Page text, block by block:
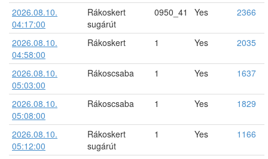
2026.08.10.
04:17:00
Rákoskert
sugárút
0950_41 Yes 2366
2026.08.10.
04:58:00
Rákoskert 1 Yes 2035
2026.08.10.
05:03:00
Rákoscsaba 1 Yes 1637
2026.08.10.
05:08:00
Rákoscsaba 1 Yes 1829
2026.08.10.
05:12:00
Rákoskert
sugárút
1 Yes 1166